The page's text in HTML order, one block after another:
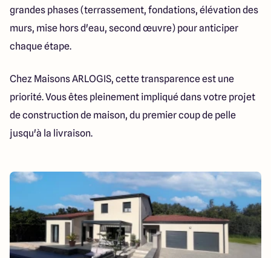
grandes phases (terrassement, fondations, élévation des
murs, mise hors d'eau, second œuvre) pour anticiper
chaque étape.
Chez Maisons ARLOGIS, cette transparence est une
priorité. Vous êtes pleinement impliqué dans votre projet
de construction de maison, du premier coup de pelle
jusqu'à la livraison.